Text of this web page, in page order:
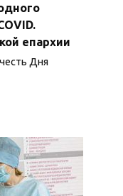
епархии
Дня